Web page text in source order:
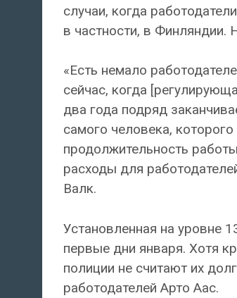
случаи, когда
в частности, в Финляндии.
«Есть немало
сейчас, когда
два года подряд
самого человека,
продолжительность
расходы для
Валк.
Установленная на уровне
первые дни января. Хотя
полиции не считают их
работодателей Арто Аас.